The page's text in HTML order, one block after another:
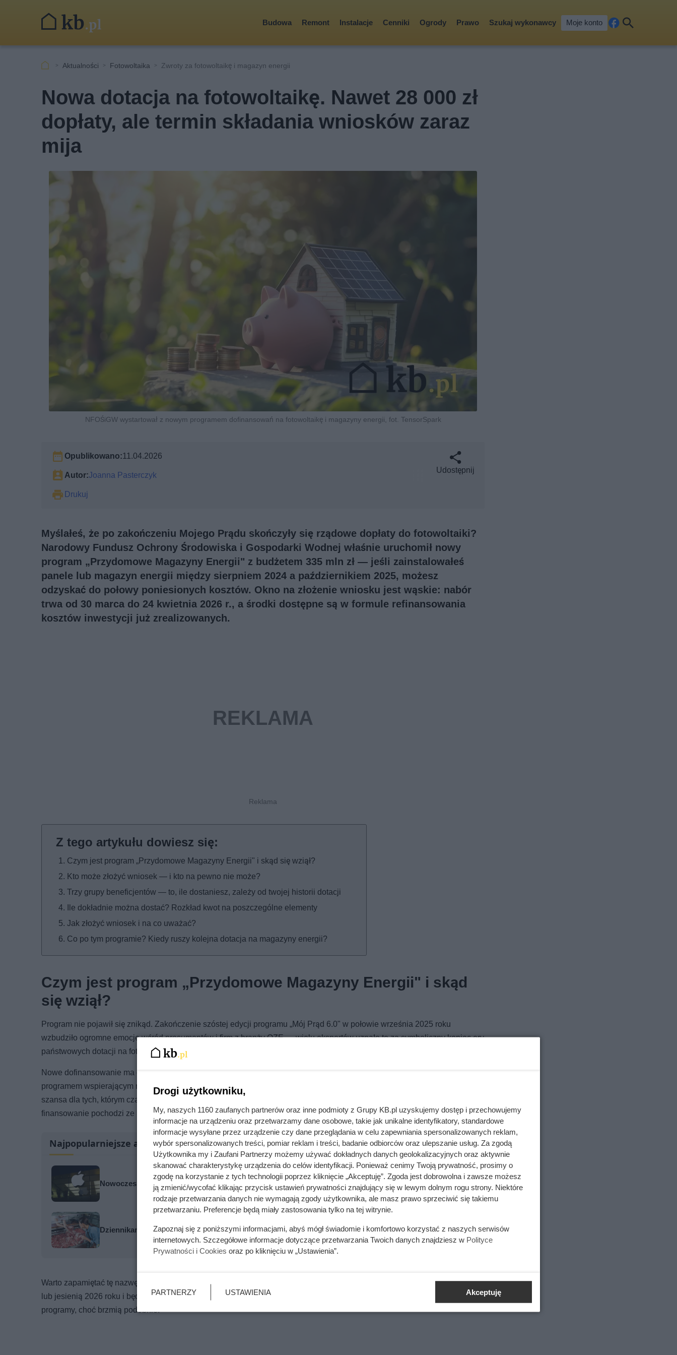
Budowa Remont Instalacje Cenniki Ogrody Prawo Szukaj wykonawcy Moje konto
cebkaj
Aktualności Fotowoltaika Zwroty za fotowoltaikę i magazyn energii
Nowa dotacja na fotowoltaikę. Nawet 28 000 zł
dopłaty, ale termin składania wniosków zaraz
mija
NFOŚiGW wystartował z nowym programem dofinansowań na fotowoltaikę i magazyny energii, fot. TensorSpark
Opublikowano:11.04.2026
Autor:Joanna Pasterczyk
Drukuj
Udostępnij
Myślałeś, że po zakończeniu Mojego Prądu skończyły się rządowe dopłaty do fotowoltaiki?
Narodowy Fundusz Ochrony Środowiska i Gospodarki Wodnej właśnie uruchomił nowy
program „Przydomowe Magazyny Energii" z budżetem 335 mln zł — jeśli zainstalowałeś
panele lub magazyn energii między sierpniem 2024 a październikiem 2025, możesz
odzyskać do połowy poniesionych kosztów. Okno na złożenie wniosku jest wąskie: nabór
trwa od 30 marca do 24 kwietnia 2026 r., a środki dostępne są w formule refinansowania
kosztów inwestycji już zrealizowanych.
Czym jest program „Przydomowe Magazyny Energii" i skąd się wziął?
Kto może złożyć wniosek — i kto na pewno nie może?
Trzy grupy beneficjentów — to, ile dostaniesz, zależy od twojej historii dotacji
Ile dokładnie można dostać? Rozkład kwot na poszczególne elementy
Jak złożyć wniosek i na co uważać?
Co po tym programie? Kiedy ruszy kolejna dotacja na magazyny energii?
Czym jest program „Przydomowe Magazyny Energii" i skąd
się wziął?
Program nie pojawił się znikąd. Zakończenie szóstej edycji programu „Mój Prąd 6.0" w połowie września 2025 roku
wzbudziło ogromne emocje wśród prosumentów i firm z branży OZE — wielu ekspertów uznało to za symboliczny koniec ery
państwowych dotacji na fotowoltaikę w Polsce. Okazało się jednak, że była to przedwczesna diagnoza.
Nowe dofinansowanie ma charakter pomostowy — wypełnia lukę między zakończeniem programu Mój Prąd 6.0 a
programem wspierającym rozwój magazynowania energii z Funduszu Modernizacyjnego. Innymi słowy: to jednorazowa
szansa dla tych, którym czas nie pozwolił złożyć wniosku w poprzedniej edycji. Budżet programu wynosi 335 mln zł, a
finansowanie pochodzi ze środków Krajowego Planu Odbudowy i Zwiększania Odporności (KPO).
Najpopularniejsze artykuły
Nowoczesne technologie dla Twojego domu i biura – sprawdź, gdzie szukać najlepszych rozwiązań
Dziennikarze ujawnili pochodzenie mięsa z Dino. Klienci zaskoczeni
Warto zapamiętać tę nazwę — docelowy program wyłącznie na magazyny energii ma ruszyć pod koniec drugiego kwartału
lub jesienią 2026 roku i będzie działał na podstawie odrębnego regulaminu. Obecna edycja i ta przyszła to dwa różne
programy, choć brzmią podobnie.
Drogi użytkowniku,
My, naszych 1160 zaufanych partnerów oraz inne podmioty z Grupy KB.pl uzyskujemy dostęp i przechowujemy
informacje na urządzeniu oraz przetwarzamy dane osobowe, takie jak unikalne identyfikatory, standardowe
informacje wysyłane przez urządzenie czy dane przeglądania w celu zapewniania spersonalizowanych reklam,
wybór spersonalizowanych treści, pomiar reklam i treści, badanie odbiorców oraz ulepszanie usług. Za zgodą
Użytkownika my i Zaufani Partnerzy możemy używać dokładnych danych geolokalizacyjnych oraz aktywnie
skanować charakterystykę urządzenia do celów identyfikacji. Ponieważ cenimy Twoją prywatność, prosimy o
zgodę na korzystanie z tych technologii poprzez kliknięcie „Akceptuję”. Zgoda jest dobrowolna i zawsze możesz
ją zmienić/wycofać klikając przycisk ustawień prywatności znajdujący się w lewym dolnym rogu strony. Niektóre
rodzaje przetwarzania danych nie wymagają zgody użytkownika, ale masz prawo sprzeciwić się takiemu
przetwarzaniu. Preferencje będą miały zastosowania tylko na tej witrynie.
Zapoznaj się z poniższymi informacjami, abyś mógł świadomie i komfortowo korzystać z naszych serwisów
internetowych. Szczegółowe informacje dotyczące przetwarzania Twoich danych znajdziesz w Polityce
Prywatności i Cookies oraz po kliknięciu w „Ustawienia”.
PARTNERZY USTAWIENIA Akceptuję